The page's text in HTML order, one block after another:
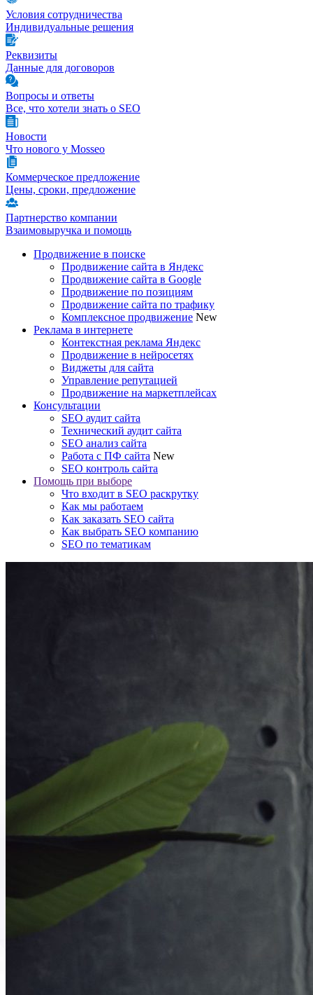
Условия сотрудничества
Индивидуальные решения
Реквизиты
Данные для договоров
Вопросы и ответы
Все, что хотели знать о SEO
Новости
Что нового у Mosseo
Коммерческое предложение
Цены, сроки, предложение
Партнерство компании
Взаимовыручка и помощь
Продвижение в поиске
Продвижение сайта в Яндекс
Продвижение сайта в Google
Продвижение по позициям
Продвижение сайта по трафику
Комплексное продвижение New
Реклама в интернете
Контекстная реклама Яндекс
Продвижение в нейросетях
Виджеты для сайта
Управление репутацией
Продвижение на маркетплейсах
Консультации
SEO аудит сайта
Технический аудит сайта
SEO анализ сайта
Работа с ПФ сайта New
SEO контроль сайта
Помощь при выборе
Что входит в SEO раскрутку
Как мы работаем
Как заказать SEO сайта
Как выбрать SEO компанию
SEO по тематикам